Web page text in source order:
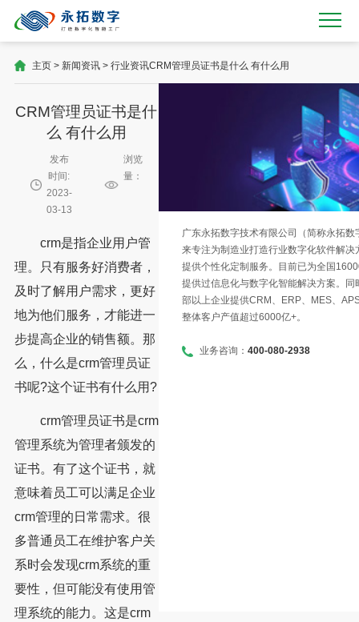
主页> 新闻资讯> 行业资讯CRM管理员证书是什么 有什么用
CRM管理员证书是什
么 有什么用
发布
时间:
2023-
03-13
浏览
量：
crm是指企业用户管
理。只有服务好消费者，
及时了解用户需求，更好
地为他们服务，才能进一
步提高企业的销售额。那
么，什么是crm管理员证
书呢?这个证书有什么用?
crm管理员证书是crm
管理系统为管理者颁发的
证书。有了这个证书，就
意味着员工可以满足企业
crm管理的日常需求。很
多普通员工在维护客户关
系时会发现crm系统的重
要性，但可能没有使用管
理系统的能力。这是crm
广东永拓数字技术有限公司（简称永拓
来专注为制造业打造行业数字化软件解决
提供个性化定制服务。目前已为全国
提供过信息化与数字化智能解决方案。
部以上企业提供CRM、ERP、MES、
整体客户产值超过6000亿+。
业务咨询： 400-080-2938